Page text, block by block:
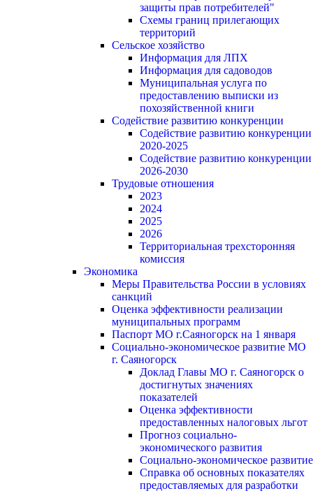
защиты прав потребителей"
Схемы границ прилегающих
территорий
Сельское хозяйство
Информация для ЛПХ
Информация для садоводов
Муниципальная услуга по
предоставлению выписки из
похозяйственной книги
Содействие развитию конкуренции
Содействие развитию конкуренции
2020-2025
Содействие развитию конкуренции
2026-2030
Трудовые отношения
2023
2024
2025
2026
Территориальная трехсторонняя
комиссия
Экономика
Меры Правительства России в условиях
санкций
Оценка эффективности реализации
муниципальных программ
Паспорт МО г.Саяногорск на 1 января
Социально-экономическое развитие МО
г. Саяногорск
Доклад Главы МО г. Саяногорск о
достигнутых значениях
показателей
Оценка эффективности
предоставленных налоговых льгот
Прогноз социально-
экономического развития
Социально-экономическое развитие
Справка об основных показателях
предоставляемых для разработки